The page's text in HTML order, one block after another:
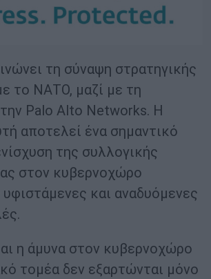
τη σύναψη στρατηγικής
το ΝΑΤΟ, μαζί με τη
Palo Alto Networks. Η
αποτελεί ένα σημαντικό
της συλλογικής
στον κυβερνοχώρο
υφιστάμενες και αναδυόμενες
η άμυνα στον κυβερνοχώρο
τομέα δεν εξαρτώνται μόνο